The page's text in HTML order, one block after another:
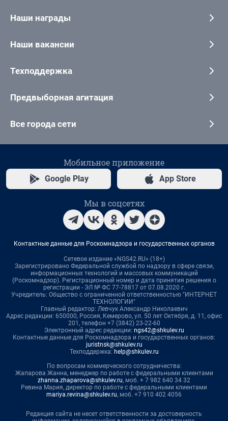
Наши награды
Наши вакансии
Техподдержка
Предвыборная агитация
Все города сети
Мобильное приложение
Google Play App Store
Мы в соцсетях
Контактные данные для Роскомнадзора и государственных органов
Сетевое издание «NGS42.RU» (18+)
Зарегистрировано Федеральной службой по надзору в сфере связи,
информационных технологий и массовых коммуникаций
(Роскомнадзор). Регистрационный номер и дата принятия решения о
регистрации - ЭЛ № ФС 77-78817 от 07.08.2020 г.
Учредитель: Общество с ограниченной ответственностью "ИНТЕРНЕТ
ТЕХНОЛОГИИ"
Главный редактор: Левчук Александр Николаевич
Адрес редакции: 650000, Россия, Кемерово, ул. 50 лет Октября, д. 11, офис
201, телефон +7 (3842) 23-22-60
Электронный адрес редакции: ngs42@shkulev.ru
Контактные данные для Роскомнадзора и государственных органов:
juristnsk@shkulev.ru
Техподдержка: help@shkulev.ru
По вопросам коммерческого сотрудничества:
Жапарова Жанна, менеджер по работе с федеральными клиентами
zhanna.zhaparova@shkulev.ru, моб. + 7 982 640 34 32
Ревина Мария, директор по работе с федеральными клиентами
mariya.revina@shkulev.ru, моб. +7 910 402 4056
Редакция сайта не несет ответственности за достоверность